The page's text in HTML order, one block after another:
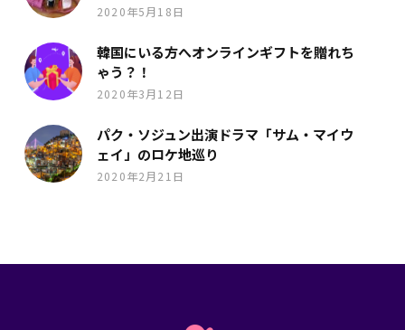
2020年5月18日
韓国にいる方へオンラインギフトを贈れち
ゃう？！
2020年3月12日
パク・ソジュン出演ドラマ「サム・マイウ
ェイ」のロケ地巡り
2020年2月21日